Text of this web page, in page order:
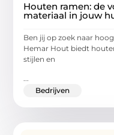
Houten ramen: de
materiaal in jouw
Ben jij op zoek naar
Hemar Hout biedt
stijlen en
...
Bedrijven